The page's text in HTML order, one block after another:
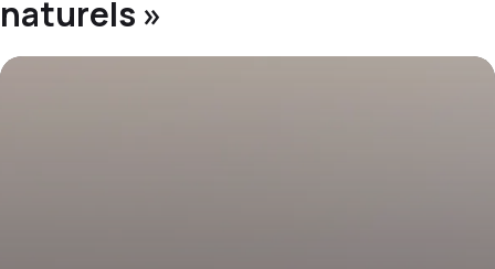
naturels »